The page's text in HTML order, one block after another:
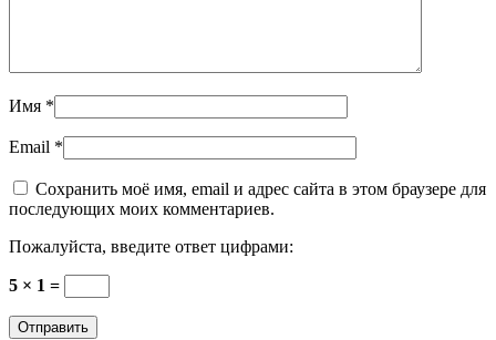
Имя *
Email *
Сохранить моё имя, email и адрес сайта в этом браузере для
последующих моих комментариев.
Пожалуйста, введите ответ цифрами:
5 × 1 =